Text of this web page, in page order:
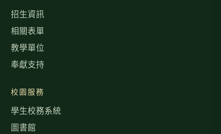
招生資訊
相關表單
教學單位
奉獻支持
校園服務
學生校務系統
圖書館